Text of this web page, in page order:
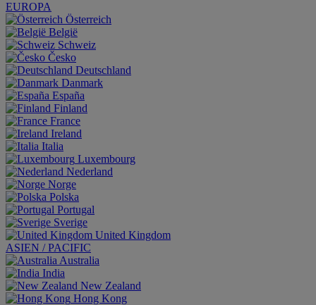
EUROPA
Österreich
België
Schweiz
Česko
Deutschland
Danmark
España
Finland
France
Ireland
Italia
Luxembourg
Nederland
Norge
Polska
Portugal
Sverige
United Kingdom
ASIEN / PACIFIC
Australia
India
New Zealand
Hong Kong